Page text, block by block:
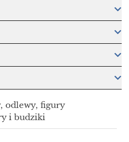
odlewy, figury
i budziki